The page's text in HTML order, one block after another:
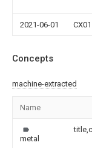
2021-06-01 CX01
Concepts
machine-extracted
Name
metal